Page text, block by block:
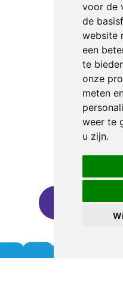
voor de
de
website
een
te
onze
meten
weer te
u zijn.
Discover